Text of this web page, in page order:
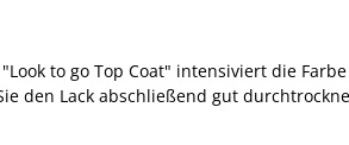
to go Top Coat" intensiviert die
den Lack abschließend gut